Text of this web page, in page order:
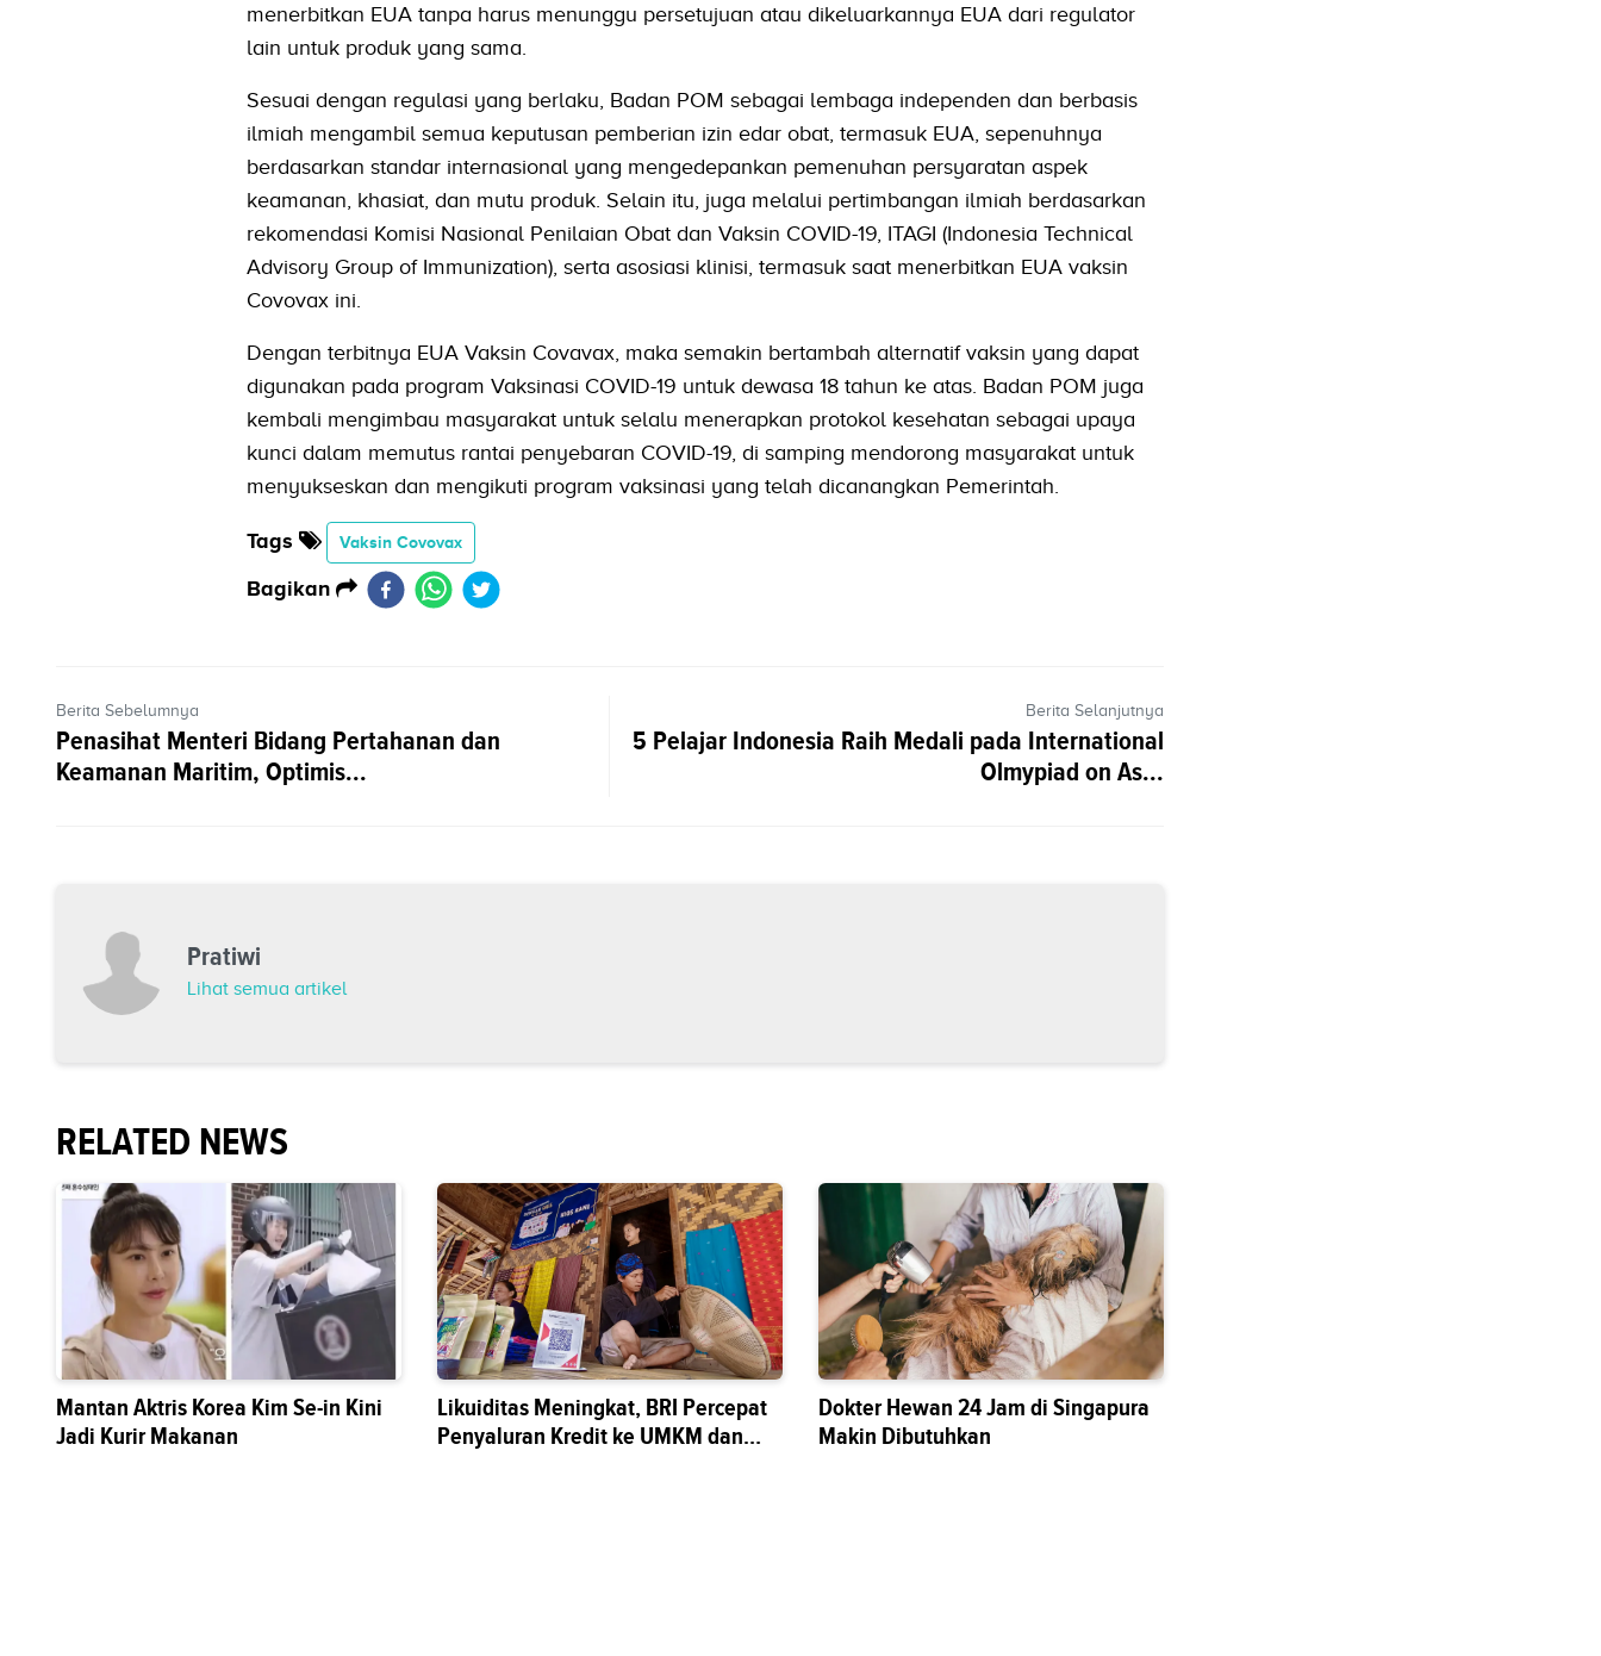
menerbitkan EUA tanpa harus menunggu persetujuan atau dikeluarkannya EUA dari regulator
lain untuk produk yang sama.
Sesuai dengan regulasi yang berlaku, Badan POM sebagai lembaga independen dan berbasis
ilmiah mengambil semua keputusan pemberian izin edar obat, termasuk EUA, sepenuhnya
berdasarkan standar internasional yang mengedepankan pemenuhan persyaratan aspek
keamanan, khasiat, dan mutu produk. Selain itu, juga melalui pertimbangan ilmiah berdasarkan
rekomendasi Komisi Nasional Penilaian Obat dan Vaksin COVID-19, ITAGI (Indonesia Technical
Advisory Group of Immunization), serta asosiasi klinisi, termasuk saat menerbitkan EUA vaksin
Covovax ini.
Dengan terbitnya EUA Vaksin Covavax, maka semakin bertambah alternatif vaksin yang dapat
digunakan pada program Vaksinasi COVID-19 untuk dewasa 18 tahun ke atas. Badan POM juga
kembali mengimbau masyarakat untuk selalu menerapkan protokol kesehatan sebagai upaya
kunci dalam memutus rantai penyebaran COVID-19, di samping mendorong masyarakat untuk
menyukseskan dan mengikuti program vaksinasi yang telah dicanangkan Pemerintah.
Tags Vaksin Covovax
Bagikan
Berita Sebelumnya
Penasihat Menteri Bidang Pertahanan dan
Keamanan Maritim, Optimis...
Berita Selanjutnya
5 Pelajar Indonesia Raih Medali pada International
Olmypiad on As...
Pratiwi
Lihat semua artikel
RELATED NEWS
Mantan Aktris Korea Kim Se-in Kini
Jadi Kurir Makanan
Likuiditas Meningkat, BRI Percepat
Penyaluran Kredit ke UMKM dan
Dokter Hewan 24 Jam di Singapura
Makin Dibutuhkan